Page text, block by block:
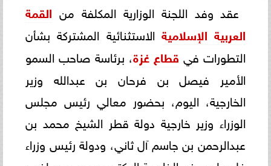
عقد وفد اللجنة الوزارية المكلفة من القمة
العربية الإسلامية الاستثنائية المشتركة بشأن
التطورات في قطاع غزة، برئاسة صاحب السمو
الأمير فيصل بن فرحان بن عبدالله وزير
الخارجية، اليوم، بحضور معالي رئيس مجلس
الوزراء وزير خارجية دولة قطر الشيخ محمد بن
عبدالرحمن بن جاسم آل ثاني، ودولة رئيس وزراء